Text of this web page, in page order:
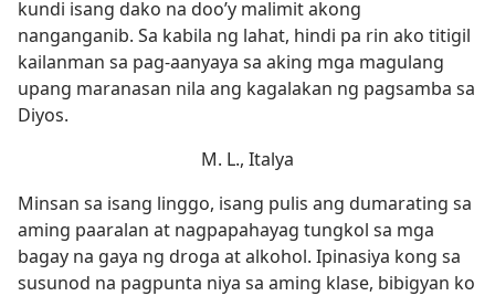
kundi isang dako na doo’y malimit akong
nanganganib. Sa kabila ng lahat, hindi pa rin ako titigil
kailanman sa pag-aanyaya sa aking mga magulang
upang maranasan nila ang kagalakan ng pagsamba sa
Diyos.
M. L., Italya
Minsan sa isang linggo, isang pulis ang dumarating sa
aming paaralan at nagpapahayag tungkol sa mga
bagay na gaya ng droga at alkohol. Ipinasiya kong sa
susunod na pagpunta niya sa aming klase, bibigyan ko